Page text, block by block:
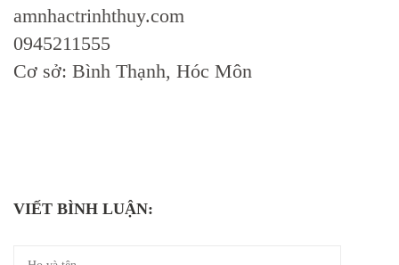
amnhactrinhthuy.com
0945211555
Cơ sở: Bình Thạnh, Hóc Môn
VIẾT BÌNH LUẬN: